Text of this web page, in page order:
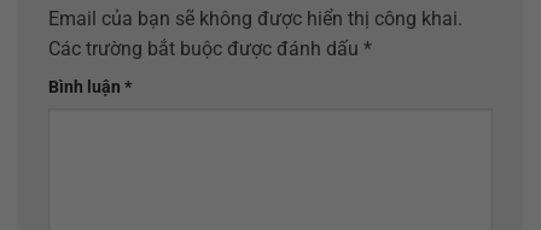
Email của bạn sẽ không được hiển thị công khai.
Các trường bắt buộc được đánh dấu *
Bình luận *